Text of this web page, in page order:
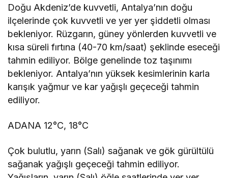
Doğu Akdeniz’de kuvvetli, Antalya’nın doğu
ilçelerinde çok kuvvetli ve yer yer şiddetli olması
bekleniyor. Rüzgarın, güney yönlerden kuvvetli ve
kısa süreli fırtına (40-70 km/saat) şeklinde eseceği
tahmin ediliyor. Bölge genelinde toz taşınımı
bekleniyor. Antalya’nın yüksek kesimlerinin karla
karışık yağmur ve kar yağışlı geçeceği tahmin
ediliyor.
ADANA 12°C, 18°C
Çok bulutlu, yarın (Salı) sağanak ve gök gürültülü
sağanak yağışlı geçeceği tahmin ediliyor.